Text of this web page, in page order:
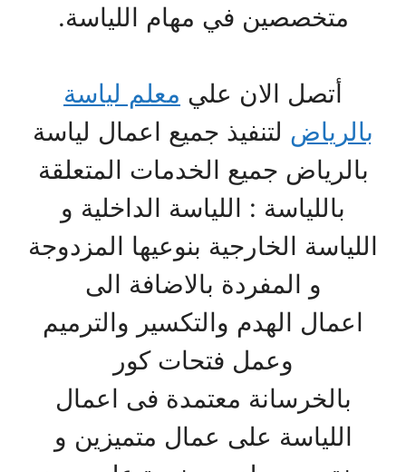
متخصصين في مهام اللياسة.
أتصل الان علي معلم لياسة
بالرياض لتنفيذ جميع اعمال لياسة
بالرياض جميع الخدمات المتعلقة
باللياسة : اللياسة الداخلية و
اللياسة الخارجية بنوعيها المزدوجة
و المفردة بالاضافة الى
اعمال الهدم والتكسير والترميم
وعمل فتحات كور
بالخرسانة معتمدة فى اعمال
اللياسة على عمال متميزين و